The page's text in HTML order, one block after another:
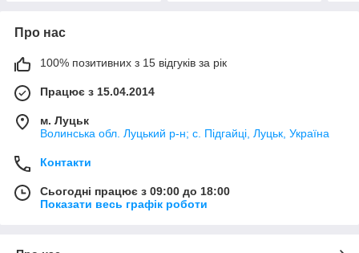
Про нас
100% позитивних з 15 відгуків за рік
Працює з 15.04.2014
м. Луцьк
Волинська обл. Луцький р-н; с. Підгайці, Луцьк, Україна
Контакти
Сьогодні працює з 09:00 до 18:00
Показати весь графік роботи